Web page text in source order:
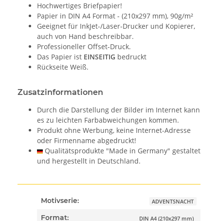
Hochwertiges Briefpapier!
Papier in DIN A4 Format - (210x297 mm), 90g/m²
Geeignet für InkJet-/Laser-Drucker und Kopierer,
auch von Hand beschreibbar.
Professioneller Offset-Druck.
Das Papier ist EINSEITIG bedruckt
Rückseite Weiß.
Zusatzinformationen
Durch die Darstellung der Bilder im Internet kann
es zu leichten Farbabweichungen kommen.
Produkt ohne Werbung, keine Internet-Adresse
oder Firmenname abgedruckt!
Qualitätsprodukte "Made in Germany" gestaltet
und hergestellt in Deutschland.
Motivserie: ADVENTSNACHT
Format: DIN A4 (210x297 mm)